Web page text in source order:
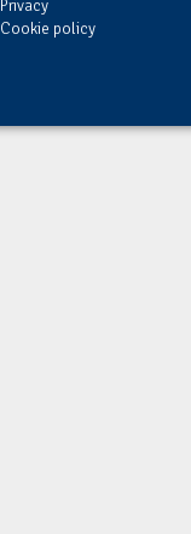
Privacy
Cookie policy